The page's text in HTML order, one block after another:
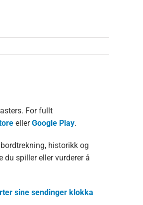
For fullt
ellerGoogle Play.
historikk og
du spiller eller vurderer å
sine sendinger klokka